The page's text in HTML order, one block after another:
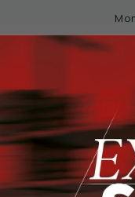
DU
Abonniere den
und erhalte
Bestellung.
Name